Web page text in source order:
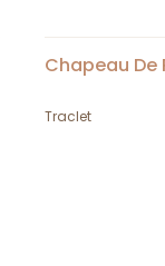
Chapeau De
Traclet